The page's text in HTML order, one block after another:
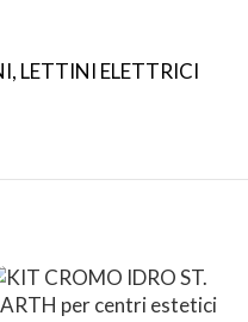
, LETTINI ELETTRICI